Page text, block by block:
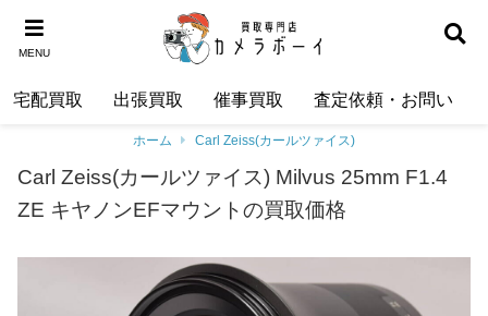
MENU
宅配買取 出張買取 催事買取 査定依頼・お問い合
ホーム Carl Zeiss(カールツァイス)
Carl Zeiss(カールツァイス) Milvus 25mm F1.4
ZE キヤノンEFマウントの買取価格